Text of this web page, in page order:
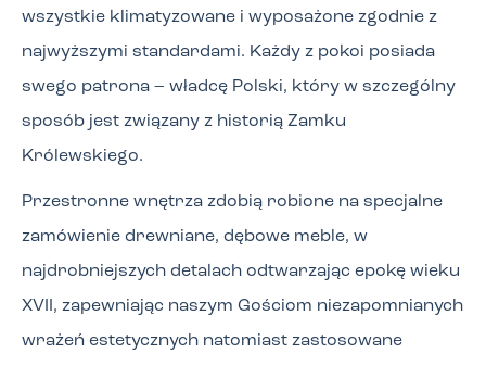
wszystkie klimatyzowane i wyposażone zgodnie z
najwyższymi standardami. Każdy z pokoi posiada
swego patrona – władcę Polski, który w szczególny
sposób jest związany z historią Zamku
Królewskiego.
Przestronne wnętrza zdobią robione na specjalne
zamówienie drewniane, dębowe meble, w
najdrobniejszych detalach odtwarzając epokę wieku
XVII, zapewniając naszym Gościom niezapomnianych
wrażeń estetycznych natomiast zastosowane